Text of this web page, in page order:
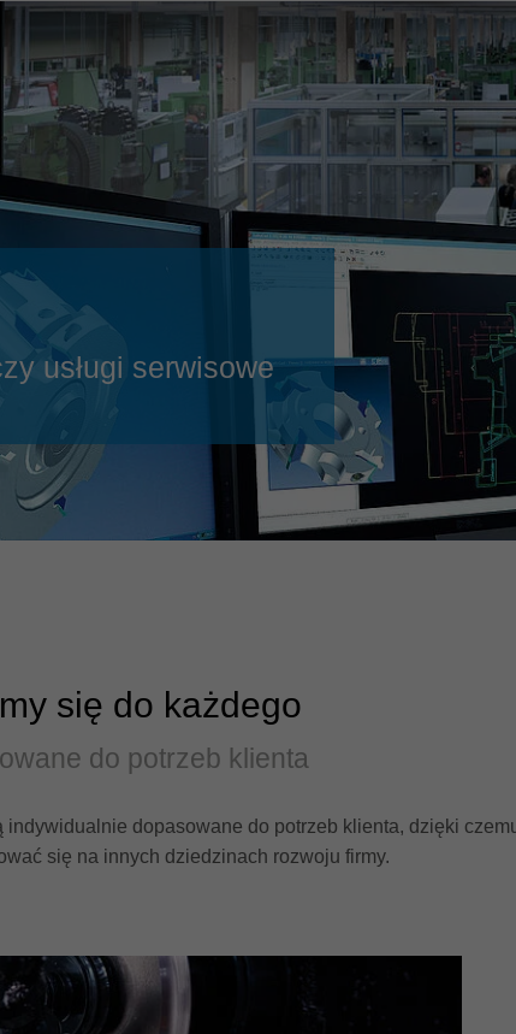
France français
Great Britain english
Italia
India english
Japan (日本) 日本語
Lietuva
Magyarország
Malaysia english
español
usługi serwisowe
się do każdego
do potrzeb klienta
indywidualnie dopasowane do potrzeb klienta, dzięki
się na innych dziedzinach rozwoju firmy.